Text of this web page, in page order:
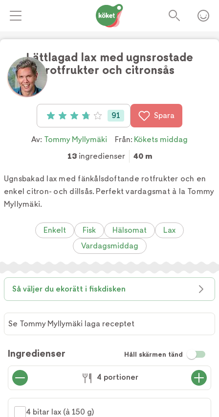
Lättlagad lax med ugnsrostade
rotfrukter och citronsås
Betyg: 3.8 av 5 (91 röster)
91 Spara
Av: Tommy Myllymäki Från: Kökets middag
13ingredienser 40 m
Ugnsbakad lax med fänkålsdoftande rotfrukter och en
enkel citron- och dillsås. Perfekt vardagsmat à la Tommy
Myllymäki.
Enkelt Fisk Hälsomat
Lax
Vardagsmiddag
Så väljer du ekorätt i fiskdisken
Tommy
Myllymäki
laga
receptet
Se Tommy Myllymäki laga receptet
Ingredienser Håll skärmen tänd
4 portioner
4 bitar lax (à 150 g)